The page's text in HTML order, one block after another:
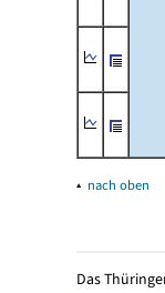
▴ nach oben
Das